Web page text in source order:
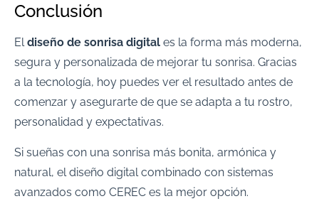
Conclusión
Eldiseño de sonrisa digital es la forma más moderna,
segura y personalizada de mejorar tu sonrisa. Gracias
a la tecnología, hoy puedes ver el resultado antes de
comenzar y asegurarte de que se adapta a tu rostro,
personalidad y expectativas.
Si sueñas con una sonrisa más bonita, armónica y
natural, el diseño digital combinado con sistemas
avanzados como CEREC es la mejor opción.